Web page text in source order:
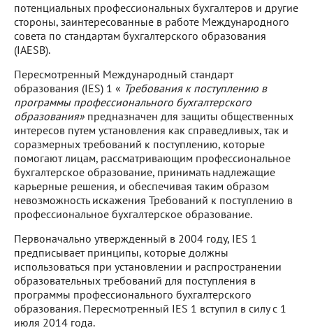
потенциальных профессиональных бухгалтеров и другие
стороны, заинтересованные в работе Международного
совета по стандартам бухгалтерского образования
(IAESB).
Пересмотренный Международный стандарт
образования (IES) 1 « Требования к поступлению в
программы профессионального бухгалтерского
образования» предназначен для защиты общественных
интересов путем установления как справедливых, так и
соразмерных требований к поступлению, которые
помогают лицам, рассматривающим профессиональное
бухгалтерское образование, принимать надлежащие
карьерные решения, и обеспечивая таким образом
невозможность искажения Требований к поступлению в
профессиональное бухгалтерское образование.
Первоначально утвержденный в 2004 году, IES 1
предписывает принципы, которые должны
использоваться при установлении и распространении
образовательных требований для поступления в
программы профессионального бухгалтерского
образования. Пересмотренный IES 1 вступил в силу с 1
июля 2014 года.